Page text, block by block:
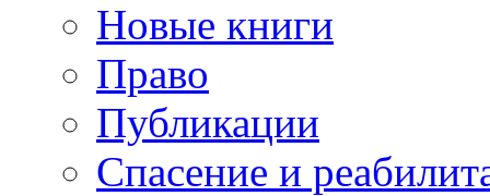
Новые книги
Право
Публикации
Спасение и